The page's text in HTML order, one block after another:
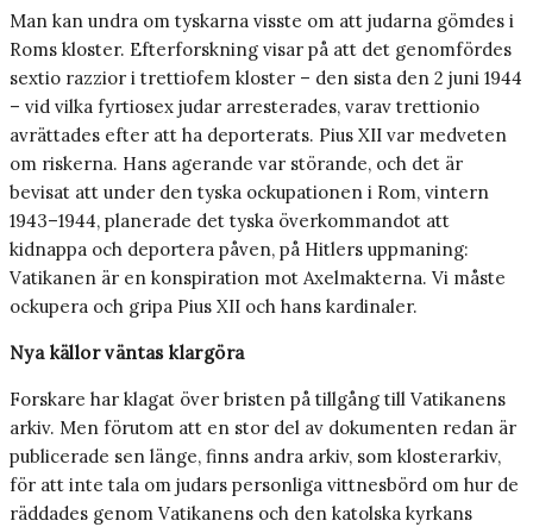
Man kan undra om tyskarna visste om att judarna gömdes i
Roms kloster. Efterforskning visar på att det genomfördes
sextio razzior i trettiofem kloster – den sista den 2 juni 1944
– vid vilka fyrtiosex judar arresterades, varav trettionio
avrättades efter att ha deporterats. Pius XII var medveten
om riskerna. Hans agerande var störande, och det är
bevisat att under den tyska ockupationen i Rom, vintern
1943–1944, planerade det tyska överkommandot att
kidnappa och deportera påven, på Hitlers uppmaning:
Vatikanen är en konspiration mot Axelmakterna. Vi måste
ockupera och gripa Pius XII och hans kardinaler.
Nya källor väntas klargöra
Forskare har klagat över bristen på tillgång till Vatikanens
arkiv. Men förutom att en stor del av dokumenten redan är
publicerade sen länge, finns andra arkiv, som klosterarkiv,
för att inte tala om judars personliga vittnesbörd om hur de
räddades genom Vatikanens och den katolska kyrkans